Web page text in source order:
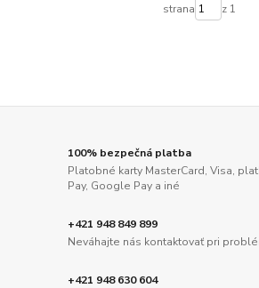
strana z 1
100% bezpečná platba
Platobné karty MasterCard, Visa,
Pay, Google Pay a iné
+421 948 849 899
Neváhajte nás kontaktovať pri
+421 948 630 604